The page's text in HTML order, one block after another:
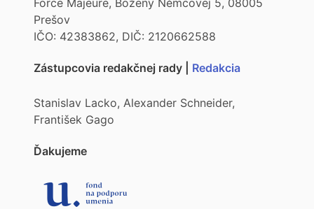
Force Majeure, Boženy Němcovej 5, 08005
Prešov
IČO: 42383862, DIČ: 2120662588
Zástupcovia redakčnej rady | Redakcia
Stanislav Lacko, Alexander Schneider,
František Gago
Ďakujeme